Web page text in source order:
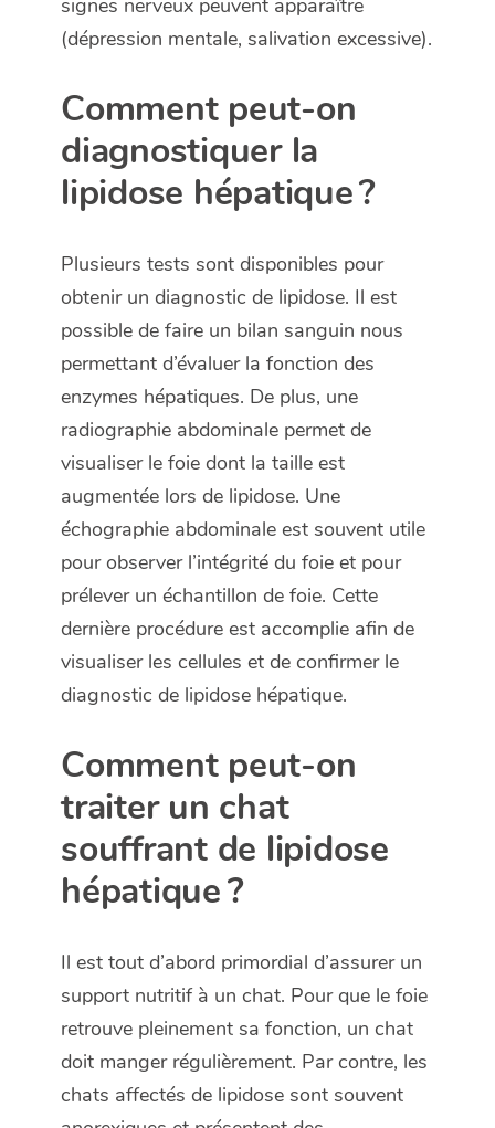
signes nerveux peuvent apparaître
(dépression mentale, salivation excessive).
Comment peut-on
diagnostiquer la
lipidose hépatique ?
Plusieurs tests sont disponibles pour
obtenir un diagnostic de lipidose. Il est
possible de faire un bilan sanguin nous
permettant d’évaluer la fonction des
enzymes hépatiques. De plus, une
radiographie abdominale permet de
visualiser le foie dont la taille est
augmentée lors de lipidose. Une
échographie abdominale est souvent utile
pour observer l’intégrité du foie et pour
prélever un échantillon de foie. Cette
dernière procédure est accomplie afin de
visualiser les cellules et de confirmer le
diagnostic de lipidose hépatique.
Comment peut-on
traiter un chat
souffrant de lipidose
hépatique ?
Il est tout d’abord primordial d’assurer un
support nutritif à un chat. Pour que le foie
retrouve pleinement sa fonction, un chat
doit manger régulièrement. Par contre, les
chats affectés de lipidose sont souvent